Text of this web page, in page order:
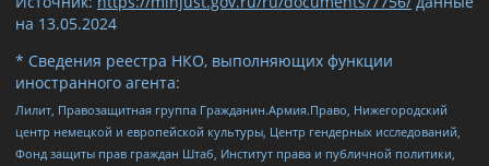
на 13.05.2024
* Сведения реестра НКО, выполняющих функции
иностранного агента:
Лилит, Правозащитная группа Гражданин.Армия.Право, Нижегородский
центр немецкой и европейской культуры, Центр гендерных исследований,
Фонд защиты прав граждан Штаб, Институт права и публичной политики,